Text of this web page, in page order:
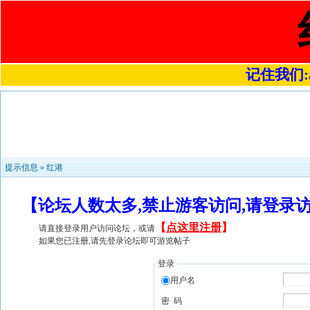
记住我们
提示信息 » 红港
【论坛人数太多,禁止游客访问,请登
请直接登录用户访问论坛，或请 【 点这里注册】
如果您已注册,请先登录论坛即可游览帖子
登录
用户名
密 码